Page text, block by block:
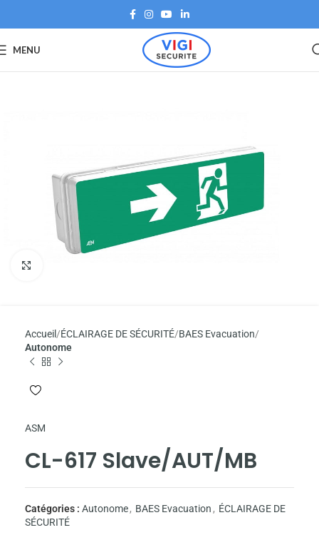
MENU
Accueil ÉCLAIRAGE DE SÉCURITÉ BAES Evacuation
Autonome
ASM
CL-617 Slave/AUT/MB
Catégories : Autonome, BAES Evacuation , ÉCLAIRAGE DE
SÉCURITÉ